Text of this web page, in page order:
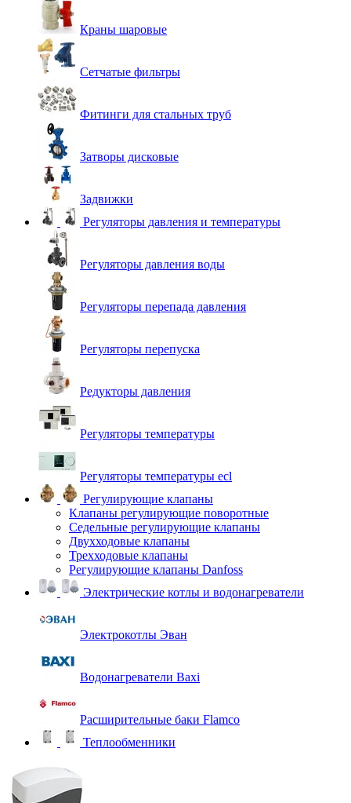
Краны шаровые
Сетчатые фильтры
Фитинги для стальных труб
Затворы дисковые
Задвижки
Регуляторы давления и температуры
Регуляторы давления воды
Регуляторы перепада давления
Регуляторы перепуска
Редукторы давления
Регуляторы температуры
Регуляторы температуры ecl
Регулирующие клапаны
Клапаны регулирующие поворотные
Седельные регулирующие клапаны
Двухходовые клапаны
Трехходовые клапаны
Регулирующие клапаны Danfoss
Электрические котлы и водонагреватели
Электрокотлы Эван
Водонагреватели Baxi
Расширительные баки Flamco
Теплообменники